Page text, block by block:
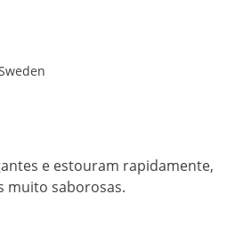
e estouram rapidamente,
muito saborosas.